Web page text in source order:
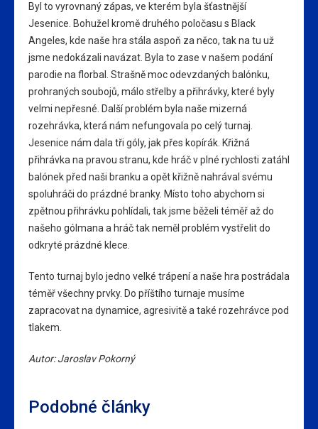
Byl to vyrovnaný zápas, ve kterém byla šťastnější
Jesenice. Bohužel kromě druhého poločasu s Black
Angeles, kde naše hra stála aspoň za něco, tak na tu už
jsme nedokázali navázat. Byla to zase v našem podání
parodie na florbal. Strašně moc odevzdaných balónku,
prohraných soubojů, málo střelby a přihrávky, které byly
velmi nepřesné. Další problém byla naše mizerná
rozehrávka, která nám nefungovala po celý turnaj.
Jesenice nám dala tři góly, jak přes kopírák. Křižná
přihrávka na pravou stranu, kde hráč v plné rychlosti zatáhl
balónek před naši branku a opět křižně nahrával svému
spoluhráči do prázdné branky. Místo toho abychom si
zpětnou přihrávku pohlídali, tak jsme běželi téměř až do
našeho gólmana a hráč tak neměl problém vystřelit do
odkryté prázdné klece.
Tento turnaj bylo jedno velké trápení a naše hra postrádala
téměř všechny prvky. Do příštího turnaje musíme
zapracovat na dynamice, agresivitě a také rozehrávce pod
tlakem.
Autor: Jaroslav Pokorný
Podobné články